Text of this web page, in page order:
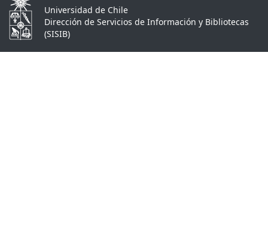
Universidad de Chile
Dirección de Servicios de Información y Bibliotecas
(SISIB)